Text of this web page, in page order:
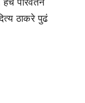
ठाकरे पुढं